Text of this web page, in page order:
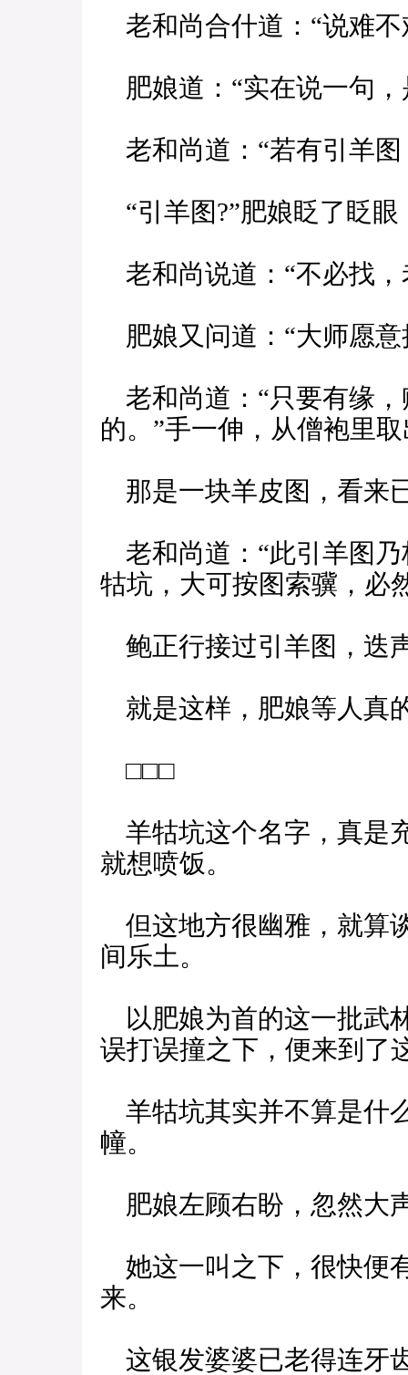
老和尚合什道：“说难不
肥娘道：“实在说一句，
老和尚道：“若有引羊图
“引羊图?”肥娘眨了眨眼
老和尚说道：“不必找，
肥娘又问道：“大师愿意
老和尚道：“只要有缘
的。”手一伸，从僧袍里
那是一块羊皮图，看来
老和尚道：“此引羊图
牯坑，大可按图索骥，必
鲍正行接过引羊图，迭
就是这样，肥娘等人真
□□□
羊牯坑这个名字，真是
就想喷饭。
但这地方很幽雅，就算
间乐土。
以肥娘为首的这一批武
误打误撞之下，便来到了
羊牯坑其实并不算是什
幢。
肥娘左顾右盼，忽然大
她这一叫之下，很快便
来。
这银发婆婆已老得连牙